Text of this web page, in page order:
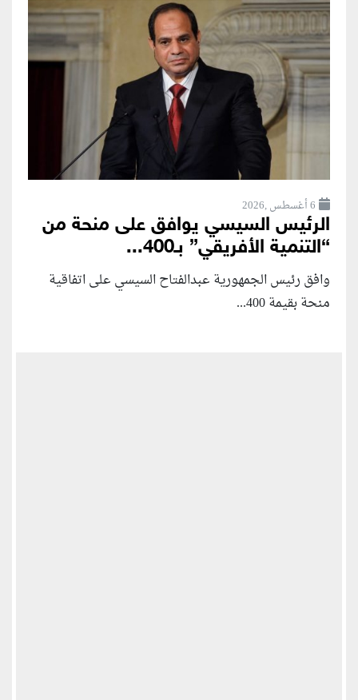
6 أغسطس ,2026
الرئيس السيسي يوافق على منحة من
“التنمية الأفريقي” بـ400...
وافق رئيس الجمهورية عبدالفتاح السيسي على اتفاقية
منحة بقيمة 400...